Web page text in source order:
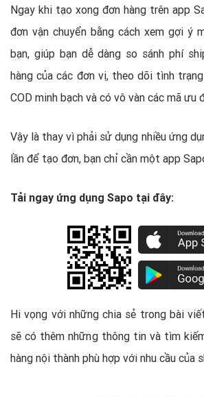
Ngay khi tạo xong đơn hàng trên app
đơn vận chuyển bằng cách xem gợi ý
bạn, giúp bạn dễ dàng so sánh phí
hàng của các đơn vị, theo dõi tình
COD minh bạch và có vô vàn các mã ưu
Vậy là thay vì phải sử dụng nhiều ứng
lần để tạo đơn, bạn chỉ cần một app
Tải ngay ứng dụng Sapo tại đây:
Hi vọng với những chia sẻ trong bài
sẽ có thêm những thông tin và tìm
hàng nội thành phù hợp với nhu cầu của